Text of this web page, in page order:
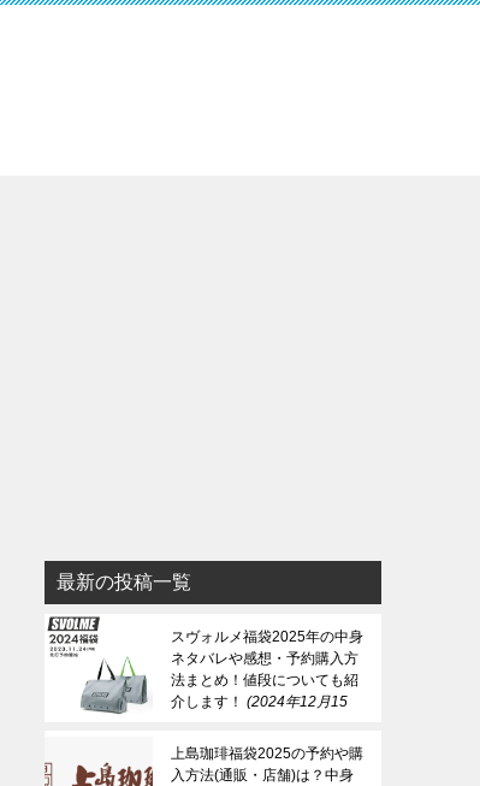
最新の投稿一覧
スヴォルメ福袋2025年の中身
ネタバレや感想・予約購入方
法まとめ！値段についても紹
介します！
2024年12月15
上島珈琲福袋2025の予約や購
入方法(通販・店舗)は？中身